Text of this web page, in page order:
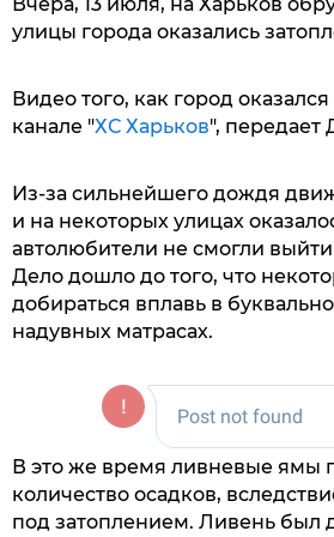
улицы города оказались
Видео того, как город
канале "ХС Харьков", передает
Из-за сильнейшего дождя
и на некоторых улицах
автолюбители не смогли
Дело дошло до того, что
добираться вплавь в
надувных матрасах.
В это же время ливневые ямы
количество осадков,
под затоплением. Ливень был